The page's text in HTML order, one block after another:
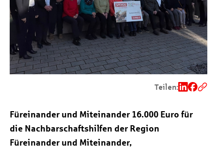
Teilen:
Füreinander und Miteinander 16.000 Euro für
die Nachbarschaftshilfen der Region
Füreinander und Miteinander,